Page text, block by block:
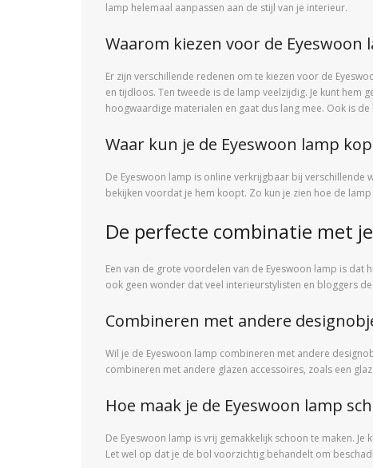
lamp helemaal aanpassen aan de stijl van je interieur.
Waarom kiezen voor de Eyeswoon
Er zijn verschillende redenen om te kiezen voor de
en tijdloos. Ten tweede is de lamp veelzijdig. Je kunt hem
hoogwaardige materialen en gaat dus lang mee. Ook is
Waar kun je de Eyeswoon lamp
De Eyeswoon lamp is online verkrijgbaar bij verschillende
bekijken voordat je hem koopt. Zo kun je zien hoe de
De perfecte combinatie met
Een van de grote voordelen van de Eyeswoon lamp is
ook geen wonder dat veel interieurstylisten en bloggers
Combineren met andere
Wil je de Eyeswoon lamp combineren met andere
combineren met andere glazen accessoires, zoals een
Hoe maak je de Eyeswoon lamp
De Eyeswoon lamp is vrij gemakkelijk schoon te maken.
Let wel op dat je de bol voorzichtig behandelt om